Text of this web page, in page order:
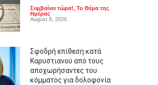
Συμβαίνει τώρα!, Το Θέμα της
Ημέρας
August 8, 2026
Σφοδρή επίθεση κατά
Καρυστιανού από τους
αποχωρήσαντες του
κόμματος για δολοφονία